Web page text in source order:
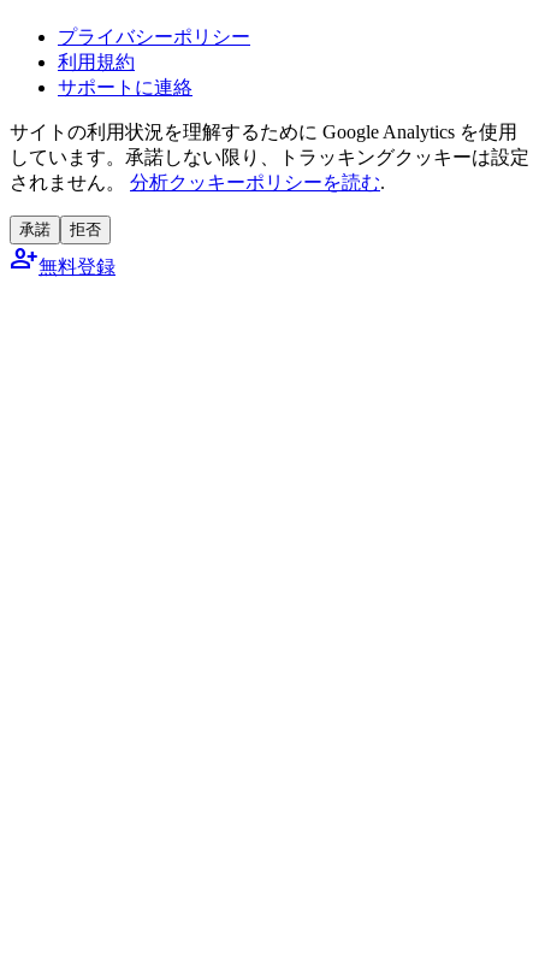
プライバシーポリシー
利用規約
サポートに連絡
サイトの利用状況を理解するために Google Analytics を使用
しています。承諾しない限り、トラッキングクッキーは設定
されません。
分析クッキーポリシーを読む.
承諾 拒否
person_add無料登録